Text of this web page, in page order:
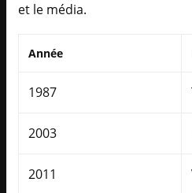
et le média.
Année
1987
2003
2011